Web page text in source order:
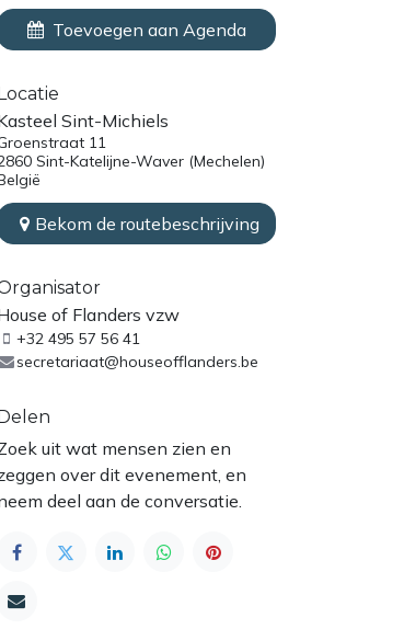
Toevoegen aan Agenda
Sint-Michiels
11
Sint-Katelijne-Waver (Mechelen)
Bekom de routebeschrijving
of Flanders vzw
+32 495 57 56 41
secretariaat@houseofflanders.be
Delen
uit wat mensen zien en
over dit evenement, en
deel aan de conversatie.